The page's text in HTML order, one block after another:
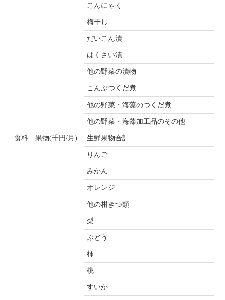
こんにゃく
梅干し
だいこん漬
はくさい漬
他の野菜の漬物
こんぶつくだ煮
他の野菜・海藻のつくだ煮
他の野菜・海藻加工品のその他
食料 果物(千円/月) 生鮮果物合計
りんご
みかん
オレンジ
他の柑きつ類
梨
ぶどう
柿
桃
すいか